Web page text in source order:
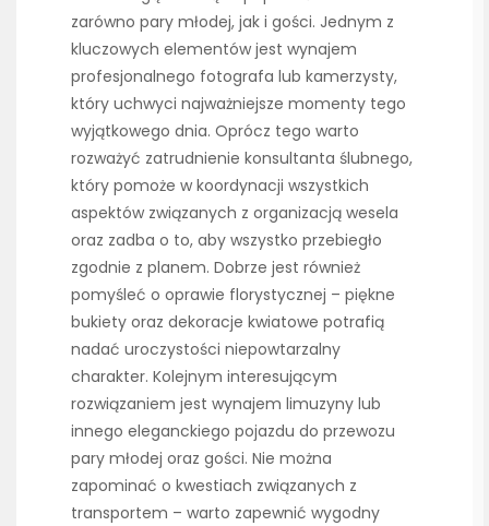
zarówno pary młodej, jak i gości. Jednym z
kluczowych elementów jest wynajem
profesjonalnego fotografa lub kamerzysty,
który uchwyci najważniejsze momenty tego
wyjątkowego dnia. Oprócz tego warto
rozważyć zatrudnienie konsultanta ślubnego,
który pomoże w koordynacji wszystkich
aspektów związanych z organizacją wesela
oraz zadba o to, aby wszystko przebiegło
zgodnie z planem. Dobrze jest również
pomyśleć o oprawie florystycznej – piękne
bukiety oraz dekoracje kwiatowe potrafią
nadać uroczystości niepowtarzalny
charakter. Kolejnym interesującym
rozwiązaniem jest wynajem limuzyny lub
innego eleganckiego pojazdu do przewozu
pary młodej oraz gości. Nie można
zapominać o kwestiach związanych z
transportem – warto zapewnić wygodny